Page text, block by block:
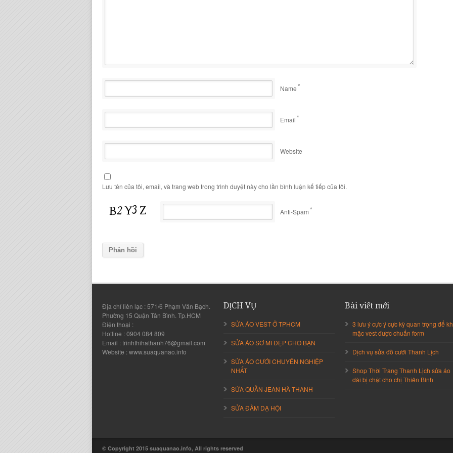
Name*
Email*
Website
Lưu tên của tôi, email, và trang web trong trình duyệt này cho lần bình luận kế tiếp của tôi.
Anti-Spam*
Địa chỉ liên lạc : 571/6 Phạm Văn Bạch.
Phường 15 Quận Tân Bình. Tp.HCM
Điện thoại :
Hotline : 0904 084 809
Email : trinhthihathanh76@gmail.com
Website : www.suaquanao.info
DỊCH VỤ
SỬA ÁO VEST Ở TPHCM
SỬA ÁO SƠ MI ĐẸP CHO BẠN
SỬA ÁO CƯỚI CHUYÊN NGHIỆP
NHẤT
SỬA QUẦN JEAN HÀ THANH
SỬA ĐẦM DẠ HỘI
Bài viết mới
3 lưu ý cực ý cực kỳ quan trọng để
mặc vest được chuẩn form
Dịch vụ sửa đồ cưới Thanh Lịch
Shop Thời Trang Thanh Lịch sửa áo
dài bị chật cho chị Thiên Bình
© Copyright 2015 suaquanao.info, All rights reserved